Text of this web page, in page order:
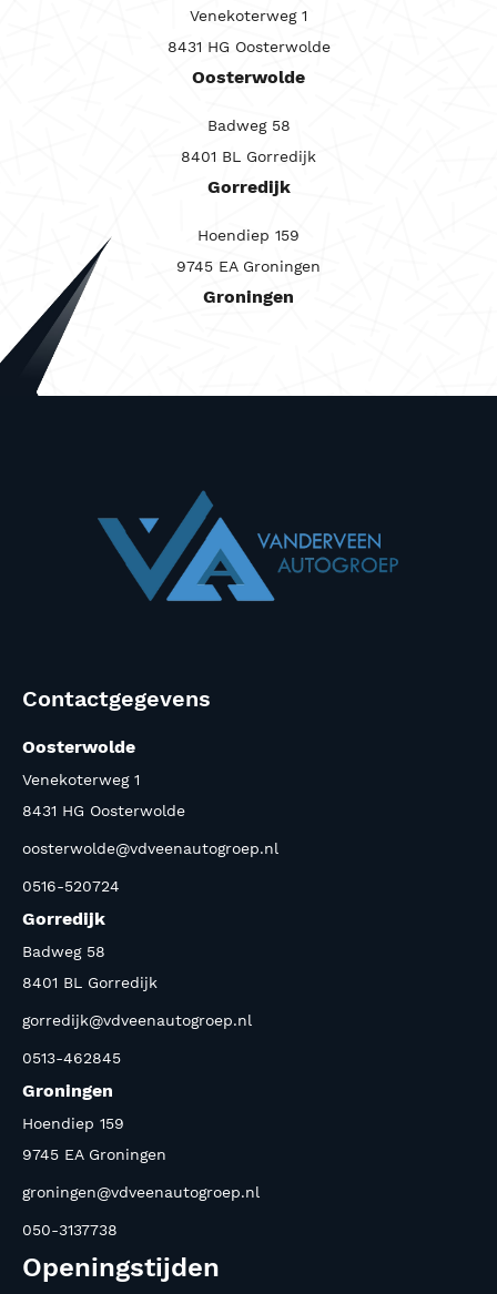
Venekoterweg 1
8431 HG Oosterwolde
Oosterwolde
Badweg 58
8401 BL Gorredijk
Gorredijk
Hoendiep 159
9745 EA Groningen
Groningen
Contactgegevens
Oosterwolde
Venekoterweg 1
8431 HG Oosterwolde
oosterwolde@vdveenautogroep.nl
0516-520724
Gorredijk
Badweg 58
8401 BL Gorredijk
gorredijk@vdveenautogroep.nl
0513-462845
Groningen
Hoendiep 159
9745 EA Groningen
groningen@vdveenautogroep.nl
050-3137738
Openingstijden